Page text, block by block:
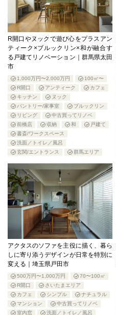
R開口やヌックで遊び心をプラスアン
ティーク×ブルックリン×和が融合す
る戸建てリノベーション｜群馬県太田
市
1,000万円〜2,000万円
100㎡〜
R開口
アンティーク
カフェ
キッチン
ヌック
パントリー/家事室
ブルックリン
リビング
中古買ってリノベ
前橋店
収納 和
戸建て
書斎/ワークスペース
洗面／トイレ／風呂
玄関/エントランス
群馬エリア
アクタスのソファを主役に描く、暮ら
しに寄り添うデザインが日常を特別に
変える｜埼玉県戸田市
500万円〜1,000万円
70〜100㎡
R開口
さいたまエリア
カフェ
シンプル
ナチュラル
マンション
中古買ってリノベ
室内窓
洗面／トイレ／風呂